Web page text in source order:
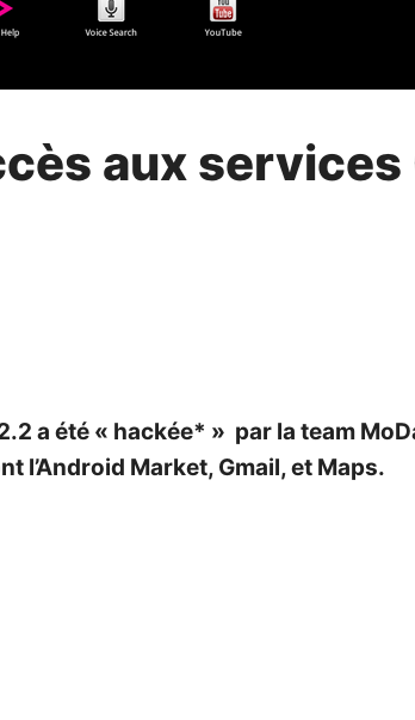
aux
a été « hackée* » par la team
l’Android Market, Gmail, et Maps.